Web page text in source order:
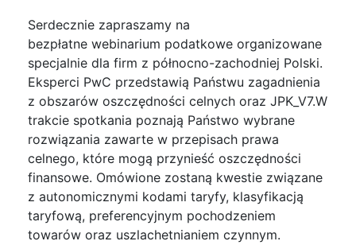
Serdecznie zapraszamy na
bezpłatne webinarium podatkowe organizowane
specjalnie dla firm z północno-zachodniej Polski.
Eksperci PwC przedstawią Państwu zagadnienia
z obszarów oszczędności celnych oraz JPK_V7.W
trakcie spotkania poznają Państwo wybrane
rozwiązania zawarte w przepisach prawa
celnego, które mogą przynieść oszczędności
finansowe. Omówione zostaną kwestie związane
z autonomicznymi kodami taryfy, klasyfikacją
taryfową, preferencyjnym pochodzeniem
towarów oraz uszlachetnianiem czynnym.